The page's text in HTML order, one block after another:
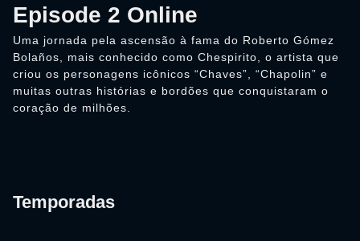
Episode 2 Online
Uma jornada pela ascensão à fama do Roberto Gómez
Bolaños, mais conhecido como Chespirito, o artista que
criou os personagens icônicos “Chaves”, “Chapolin” e
muitas outras histórias e bordões que conquistaram o
coração de milhões.
Temporadas